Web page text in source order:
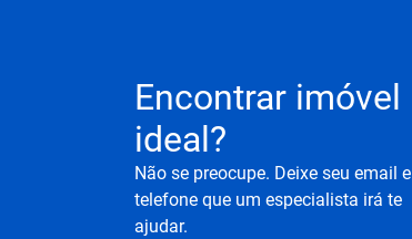
Encontrar imóvel
ideal?
Não se preocupe. Deixe seu email e
telefone que um especialista irá te
ajudar.